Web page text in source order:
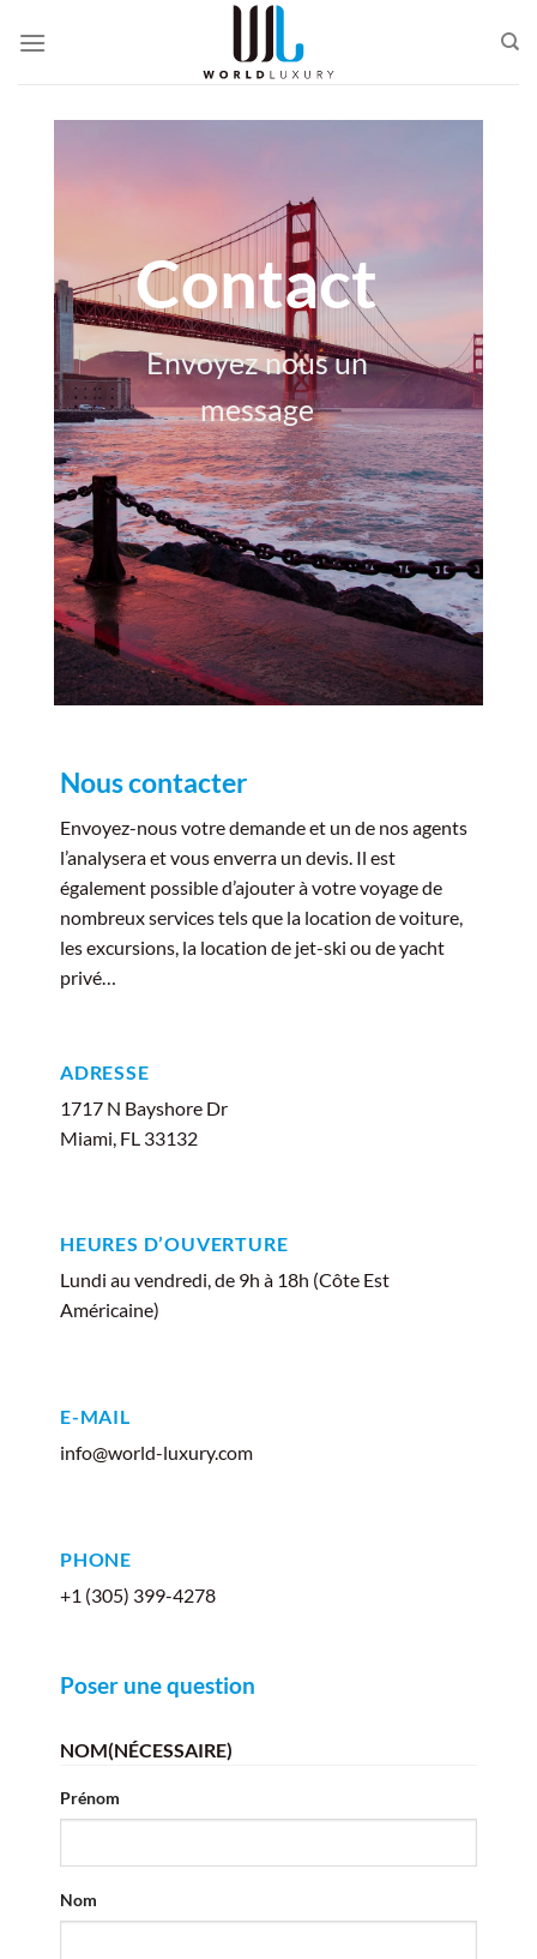
Contact
Envoyez nous un
message
Nous contacter
Envoyez-nous votre demande et un de nos agents
l’analysera et vous enverra un devis. Il est
également possible d’ajouter à votre voyage de
nombreux services tels que la location de voiture,
les excursions, la location de jet-ski ou de yacht
privé…
ADRESSE
1717 N Bayshore Dr
Miami, FL 33132
HEURES D’OUVERTURE
Lundi au vendredi, de 9h à 18h (Côte Est
Américaine)
E-MAIL
info@world-luxury.com
PHONE
+1 (305) 399-4278
Poser une question
NOM(NÉCESSAIRE)
Prénom
Nom